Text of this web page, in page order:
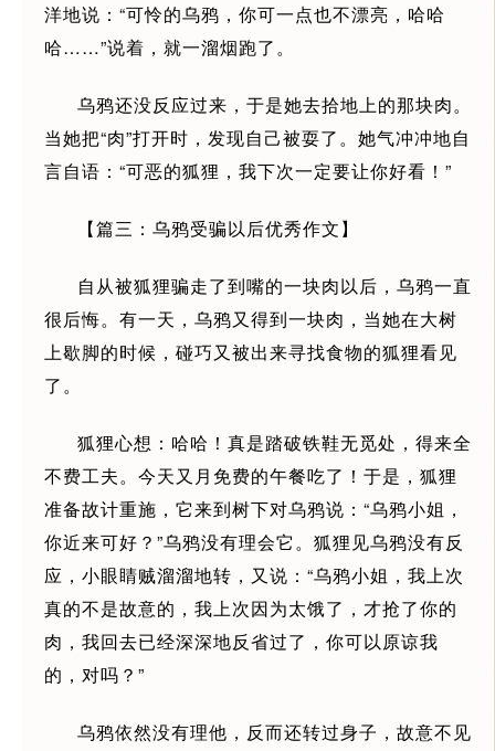
洋地说：“可怜的乌鸦，你可一点也不漂亮，哈哈
哈……”说着，就一溜烟跑了。
乌鸦还没反应过来，于是她去拾地上的那块肉。
当她把“肉”打开时，发现自己被耍了。她气冲冲地自
言自语：“可恶的狐狸，我下次一定要让你好看！”
【篇三：乌鸦受骗以后优秀作文】
自从被狐狸骗走了到嘴的一块肉以后，乌鸦一直
很后悔。有一天，乌鸦又得到一块肉，当她在大树
上歇脚的时候，碰巧又被出来寻找食物的狐狸看见
了。
狐狸心想：哈哈！真是踏破铁鞋无觅处，得来全
不费工夫。今天又月免费的午餐吃了！于是，狐狸
准备故计重施，它来到树下对乌鸦说：“乌鸦小姐，
你近来可好？”乌鸦没有理会它。狐狸见乌鸦没有反
应，小眼睛贼溜溜地转，又说：“乌鸦小姐，我上次
真的不是故意的，我上次因为太饿了，才抢了你的
肉，我回去已经深深地反省过了，你可以原谅我
的，对吗？”
乌鸦依然没有理他，反而还转过身子，故意不见